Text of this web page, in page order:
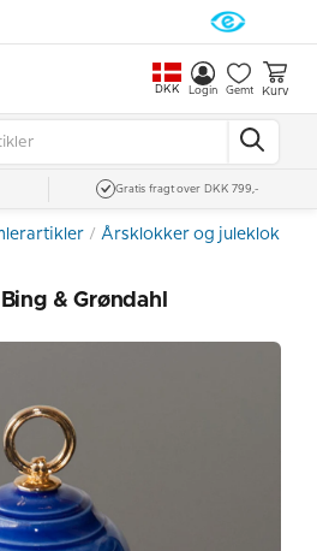
DKK Login Gemt Kurv
Gratis fragt over DKK 799,-
Årsklokker og juleklokker
& Grøndahl